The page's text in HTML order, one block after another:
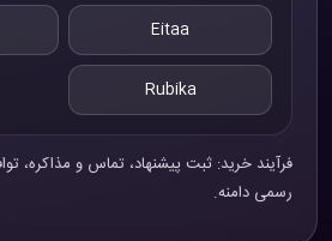
Eitaa
Rubika
فرآیند خرید: ثبت پیشنهاد، تماس و مذاکره،
رسمی دامنه.